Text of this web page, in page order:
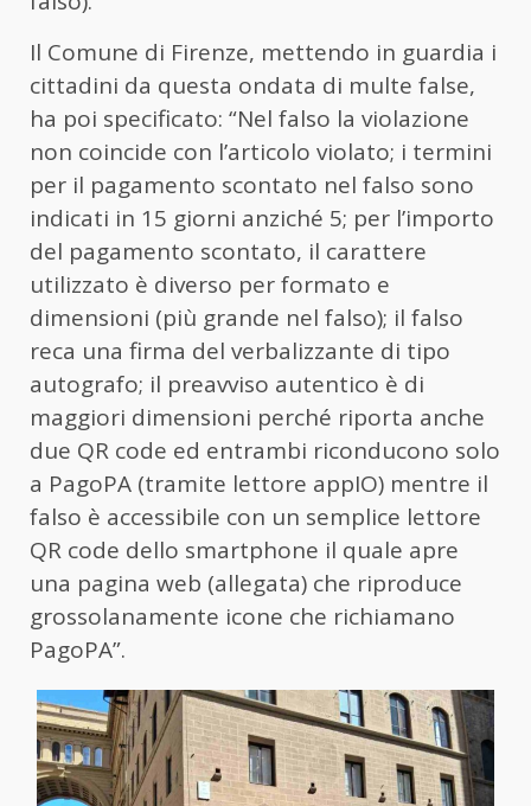
Il Comune di Firenze, mettendo in guardia i
cittadini da questa ondata di multe false,
ha poi specificato: “Nel falso la violazione
non coincide con l’articolo violato; i termini
per il pagamento scontato nel falso sono
indicati in 15 giorni anziché 5; per l’importo
del pagamento scontato, il carattere
utilizzato è diverso per formato e
dimensioni (più grande nel falso); il falso
reca una firma del verbalizzante di tipo
autografo; il preavviso autentico è di
maggiori dimensioni perché riporta anche
due QR code ed entrambi riconducono solo
a PagoPA (tramite lettore appIO) mentre il
falso è accessibile con un semplice lettore
QR code dello smartphone il quale apre
una pagina web (allegata) che riproduce
grossolanamente icone che richiamano
PagoPA”.